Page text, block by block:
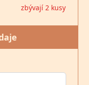
zbývají 2 kusy